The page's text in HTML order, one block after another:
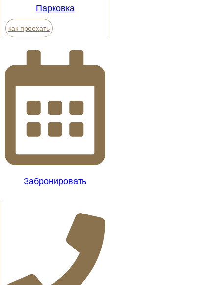
Парковка
как проехать
Забронировать